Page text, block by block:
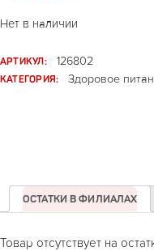
Нет в наличии
АРТИКУЛ:
126802
КАТЕГОРИЯ:
Здоровое
ОСТАТКИ В ФИЛИАЛАХ
Товар отсутствует на